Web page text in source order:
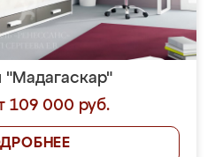
"Мадагаскар"
109 000 руб.